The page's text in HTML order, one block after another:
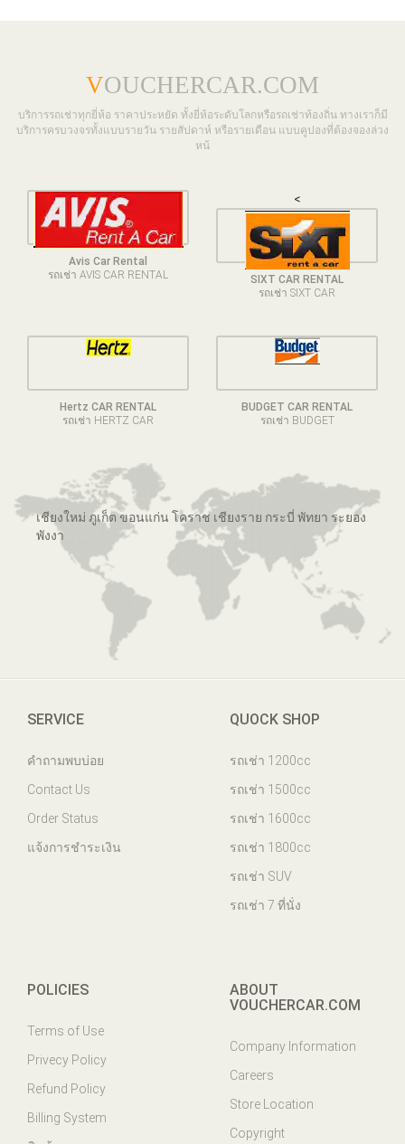
VOUCHERCAR.COM
บริการรถเช่าทุกยี่ห้อ ราคาประหยัด ทั้งยี่ห้อระดับโลกหรือรถเช่าท้องถิ่น ทางเราก็มี
บริการครบวงจรทั้งแบบรายวัน รายสัปดาห์ หรือรายเดือน แบบคูปองที่ต้องจองล่วง
หน้
Avis Car Rental
รถเช่า AVIS CAR RENTAL
<
SIXT CAR RENTAL
รถเช่า SIXT CAR
Hertz CAR RENTAL
รถเช่า HERTZ CAR
BUDGET CAR RENTAL
รถเช่า BUDGET
เชียงใหม่ ภูเก็ต ขอนแก่น โคราช เชียงราย กระบี่ พัทยา ระยอง
พังงา
SERVICE
คำถามพบบ่อย
Contact Us
Order Status
แจ้งการชำระเงิน
QUOCK SHOP
รถเช่า 1200cc
รถเช่า 1500cc
รถเช่า 1600cc
รถเช่า 1800cc
รถเช่า SUV
รถเช่า 7 ที่นั่ง
POLICIES
Terms of Use
Privecy Policy
Refund Policy
Billing System
ABOUT
VOUCHERCAR.COM
Company Information
Careers
Store Location
Copyright